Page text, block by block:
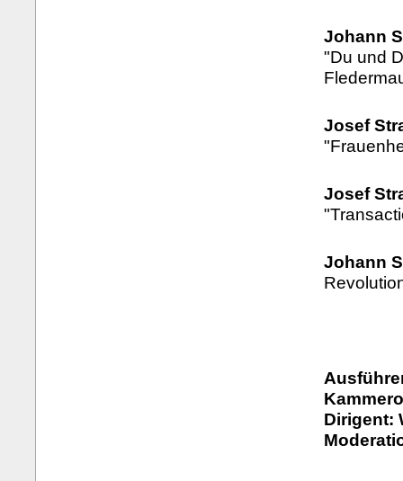
Johann
"Du und
Josef
Josef
Johann
Dirigent: